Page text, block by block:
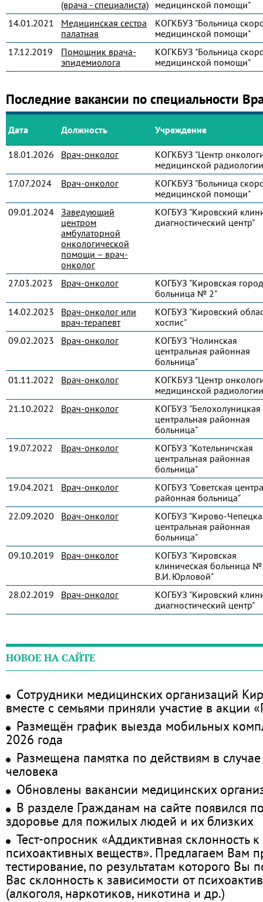
(врача - специалиста) медицинской помощи"
14.01.2021
Медицинская сестра
палатная
КОГКБУЗ "Больница
медицинской помощи"
17.12.2019
Помощник врача-
эпидемиолога
КОГКБУЗ "Больница
медицинской помощи"
Последние вакансии по специальности
Дата Должность Учреждение
18.01.2026 Врач-онколог
КОГКБУЗ "Центр
медицинской
17.07.2024
Врач-онколог
КОГКБУЗ "Больница
медицинской помощи"
09.01.2024 Заведующий
центром
амбулаторной
онкологической
помощи – врач-
онколог
КОГБУЗ "Кировский
диагностический центр"
27.03.2023 Врач-онколог
КОГБУЗ "Кировская
больница № 2"
14.02.2023
Врач-онколог или
врач-терапевт
КОГБУЗ "Кировский
хоспис"
09.02.2023
Врач-онколог
КОГБУЗ "Нолинская
центральная районная
больница"
01.11.2022
Врач-онколог
КОГКБУЗ "Центр
медицинской
21.10.2022
Врач-онколог
КОГБУЗ "Белохолуницкая
центральная районная
больница"
19.07.2022
Врач-онколог
КОГБУЗ "Котельничская
центральная районная
больница"
19.04.2021
Врач-онколог
КОГБУЗ "Советская
районная больница"
22.09.2020
Врач-онколог
КОГБУЗ "Кирово-
центральная районная
больница"
09.10.2019
Врач-онколог
КОГБУЗ "Кировская
клиническая больница
В.И. Юрловой"
28.02.2019
Врач-онколог
КОГБУЗ "Кировский
диагностический центр"
НОВОЕ НА САЙТЕ
Сотрудники медицинских организаций
вместе с семьями приняли участие в акции
Размещён график выезда мобильных
2026 года
Размещена памятка по действиям в
человека
Обновлены вакансии медицинских
В разделе Гражданам на сайте появился
здоровье для пожилых людей и их близких
Тест-опросник «Аддиктивная склонность
психоактивных веществ». Предлагаем Вам
тестирование, по результатам которого Вы
Вас склонность к зависимости от
(алкоголя, наркотиков, никотина и др.)